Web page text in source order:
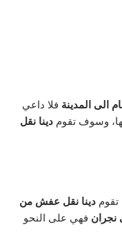
الى المدينة فلا داعي
وسوف تقوم دينا نقل
دينا نقل عفش من
نجران فهي على النحو